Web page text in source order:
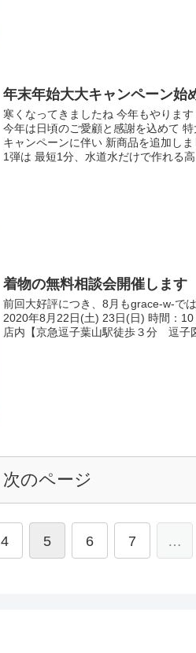
年末年始大大キャンペーン始
寒くなってきましたね 今年もやりま
今年は日頃のご愛顧と感謝を込めて
キャンペーンに伴い 新商品を追加し
1弾は 最短1分、水道水だけで作れる高
着物の無料相談会開催します
前回大好評につき、8月もgrace-w-で
2020年8月22日(土) 23日(日) 時間：
店内【京急逗子葉山駅徒歩３分 逗子
次のページ
4 5 6 7 …